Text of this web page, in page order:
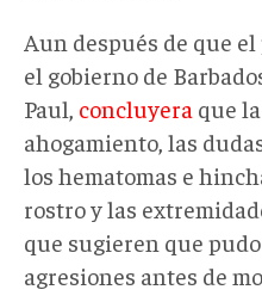
Aun después de que
el gobierno de
Paul, concluyera que
ahogamiento, las
los hematomas e
rostro y las
que sugieren que
agresiones antes de